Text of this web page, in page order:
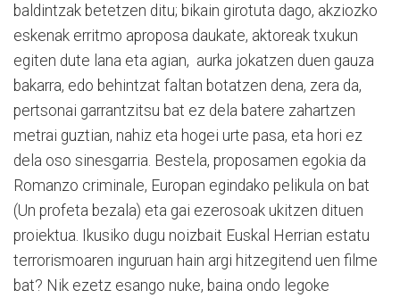
baldintzak betetzen ditu; bikain girotuta dago, akziozko
eskenak erritmo aproposa daukate, aktoreak txukun
egiten dute lana eta agian, aurka jokatzen duen gauza
bakarra, edo behintzat faltan botatzen dena, zera da,
pertsonai garrantzitsu bat ez dela batere zahartzen
metrai guztian, nahiz eta hogei urte pasa, eta hori ez
dela oso sinesgarria. Bestela, proposamen egokia da
Romanzo criminale, Europan egindako pelikula on bat
(Un profeta bezala) eta gai ezerosoak ukitzen dituen
proiektua. Ikusiko dugu noizbait Euskal Herrian estatu
terrorismoaren inguruan hain argi hitzegitend uen filme
bat? Nik ezetz esango nuke, baina ondo legoke